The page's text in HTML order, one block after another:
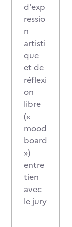
d'exp
ressio
n
artisti
que
et de
réflexi
on
libre
(«
mood
board
»)
entre
tien
avec
le jury